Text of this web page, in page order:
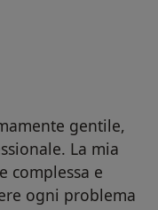
gentile,
La mia
complessa e
ogni problema